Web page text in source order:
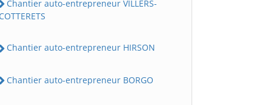
Chantier auto-entrepreneur VILLERS-
COTTERETS
Chantier auto-entrepreneur HIRSON
Chantier auto-entrepreneur BORGO